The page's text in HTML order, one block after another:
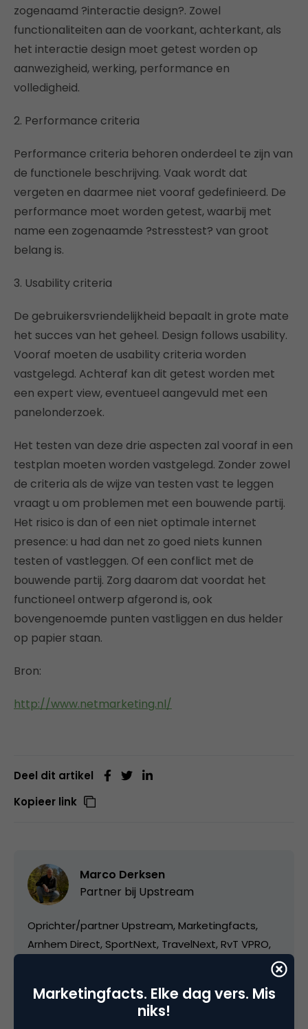
zogenaamd ?interactie design?. Zowel
functionaliteiten aan de voorkant, achterkant, als
het interactie design moet getest worden op
aanwezigheid, werking, performance en
volledigheid.
2. Performance criteria
Performance criteria behoren onderdeel te zijn van
de functionele beschrijving. Vaak wordt dat
vergeten en daarmee niet vooraf gedefinieerd. De
performance moet worden getest, waarbij met
name een zogenaamde ?stresstest? van groot
belang is.
3. Usability criteria
De gebruikersvriendelijkheid bepaalt in grote mate
het succes van het geheel. Design follows usability.
Vooraf moeten de usability criteria worden
vastgelegd. Achteraf kan dit getest worden met
een expert view, eventueel aangevuld met een
panelonderzoek.
Het testen van deze drie aspecten zal vooraf in een
testplan moeten worden vastgelegd. Zonder zowel
de criteria als de wijze van testen vast te leggen
vraagt u om problemen met een bouwende partij.
Het risico is dan of een niet optimale internet
presence: u had dan net zo goed niets kunnen
testen of vastleggen. Of een conflict met de
bouwende partij. Zorg daarom dat voordat het
functioneel ontwerp afgerond is, ook
bovengenoemde punten vastliggen en dus helder
op papier staan.
Bron:
http://www.netmarketing.nl/
Deel dit artikel
Kopieer link
Marco Derksen
Partner bij Upstream
Oprichter/partner Upstream, Marketingfacts,
Arnhem Direct, SportNext, TravelNext, RvT VPRO,
Marketingfacts. Elke dag vers. Mis
niks!